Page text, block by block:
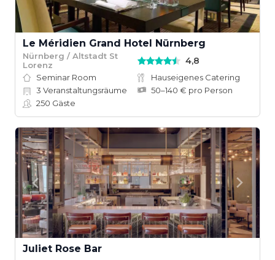
Le Méridien Grand Hotel Nürnberg
Nürnberg / Altstadt St
Lorenz
4,8
Seminar Room
Hauseigenes Catering
3 Veranstaltungsräume
50–140 € pro Person
250 Gäste
Juliet Rose Bar